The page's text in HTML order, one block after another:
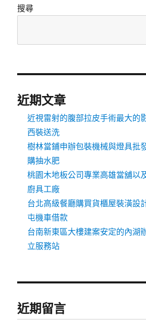
搜尋
近期文章
近視雷射的腹部拉皮手術最大的
西裝送洗
樹林當鋪申辦包裝機械與燈具批
購抽水肥
桃園木地板公司專業高雄當舖以
廚具工廠
台北高級餐廳購買貨櫃屋裝潢設
屯機車借款
台南新東區大樓建案安定的內湖
立服務站
近期留言